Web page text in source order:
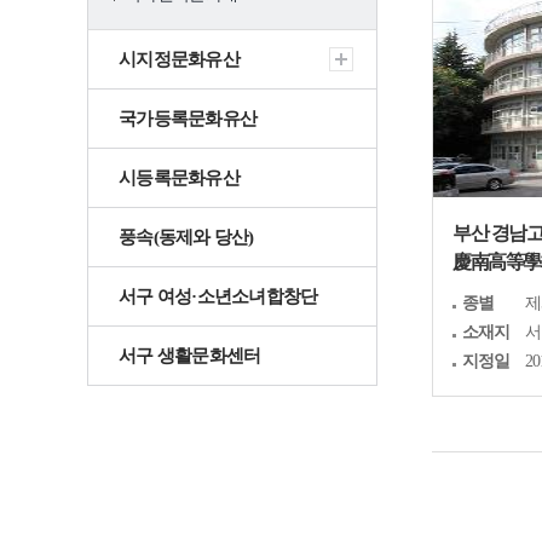
충무
서구 그때 그곳은
문화예술 국보
시지정문화유산 유형
국가등록문화유
시지정문화유산
국가등록문화유산
시등록문화유산
풍속(동제와 당산)
서구 여성·소년소녀합창단
서구 생활문화센터
부산 경남
慶南高等
종별
소재지
서
지정일